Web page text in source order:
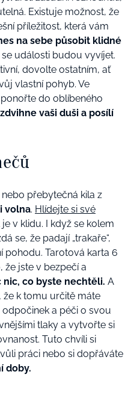
Existuje možnost, že
příležitost, která vám
na sebe působit klidné
události budou vyvíjet.
dovolte ostatním, ať
vlastní pohyb. Ve
do oblíbeného
vaši duši a posílí
přebytečná kila z
volna. Hlídejte si své
v klidu. I když se kolem
se, že padají „trakaře“,
pohodu. Tarotová karta 6
jste v bezpečí a
co byste nechtěli. A
že k tomu určitě máte
a péči o svou
tlaky a vytvořte si
Tuto chvíli si
práci nebo si dopřáváte
doby.